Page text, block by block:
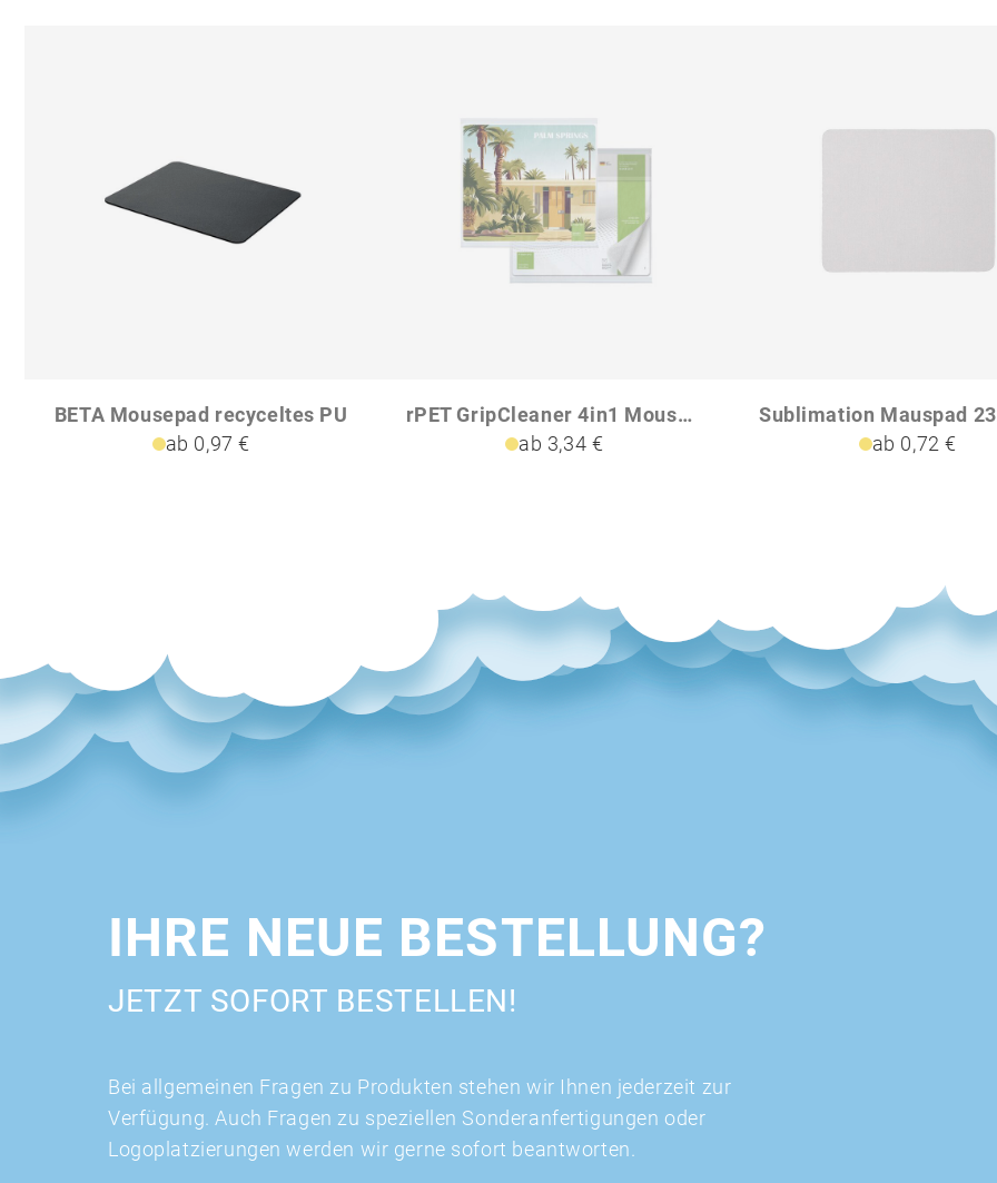
BETA Mousepad recyceltes PU
ab 0,97 €
rPET GripCleaner 4in1 Mousepad 23x20 cm All-Inclusive-Paket
ab 3,34 €
ab 0,72 €
IHRE NEUE BESTELLUNG?
JETZT SOFORT BESTELLEN!
Bei allgemeinen Fragen zu Produkten stehen wir Ihnen jederzeit zur
Verfügung. Auch Fragen zu speziellen Sonderanfertigungen oder
Logoplatzierungen werden wir gerne sofort beantworten.